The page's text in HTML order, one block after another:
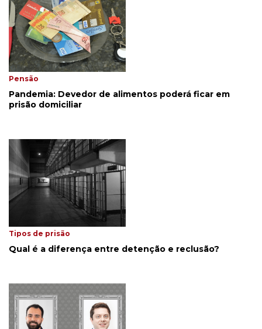
Pensão
Pandemia: Devedor de alimentos poderá ficar em
prisão domiciliar
Tipos de prisão
Qual é a diferença entre detenção e reclusão?